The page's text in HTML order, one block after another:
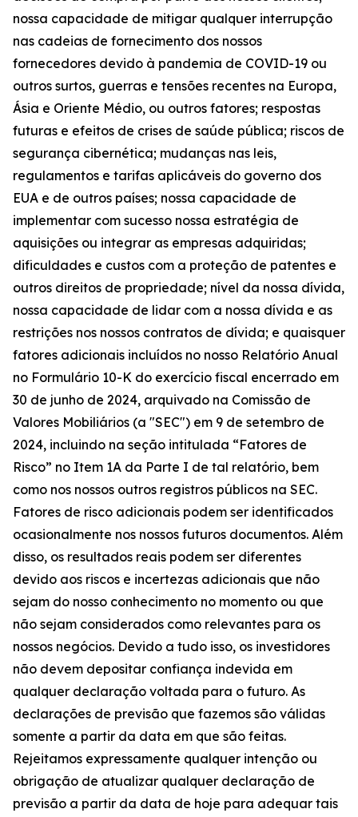
nossa capacidade de mitigar qualquer interrupção
nas cadeias de fornecimento dos nossos
fornecedores devido à pandemia de COVID-19 ou
outros surtos, guerras e tensões recentes na Europa,
Ásia e Oriente Médio, ou outros fatores; respostas
futuras e efeitos de crises de saúde pública; riscos de
segurança cibernética; mudanças nas leis,
regulamentos e tarifas aplicáveis do governo dos
EUA e de outros países; nossa capacidade de
implementar com sucesso nossa estratégia de
aquisições ou integrar as empresas adquiridas;
dificuldades e custos com a proteção de patentes e
outros direitos de propriedade; nível da nossa dívida,
nossa capacidade de lidar com a nossa dívida e as
restrições nos nossos contratos de dívida; e quaisquer
fatores adicionais incluídos no nosso Relatório Anual
no Formulário 10-K do exercício fiscal encerrado em
30 de junho de 2024, arquivado na Comissão de
Valores Mobiliários (a "SEC") em 9 de setembro de
2024, incluindo na seção intitulada “Fatores de
Risco” no Item 1A da Parte I de tal relatório, bem
como nos nossos outros registros públicos na SEC.
Fatores de risco adicionais podem ser identificados
ocasionalmente nos nossos futuros documentos. Além
disso, os resultados reais podem ser diferentes
devido aos riscos e incertezas adicionais que não
sejam do nosso conhecimento no momento ou que
não sejam considerados como relevantes para os
nossos negócios. Devido a tudo isso, os investidores
não devem depositar confiança indevida em
qualquer declaração voltada para o futuro. As
declarações de previsão que fazemos são válidas
somente a partir da data em que são feitas.
Rejeitamos expressamente qualquer intenção ou
obrigação de atualizar qualquer declaração de
previsão a partir da data de hoje para adequar tais